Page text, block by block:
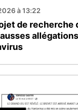
à 13:22
de recherche